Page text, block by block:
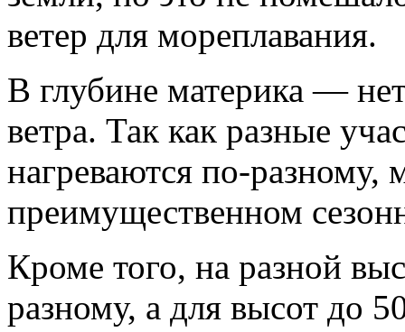
ветер для мореплавания.
В глубине материка —
ветра. Так как разные
нагреваются по-разному,
преимущественном
Кроме того, на разной
разному, а для высот до